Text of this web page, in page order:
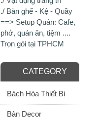
./ Bàn ghế - Kệ - Quầy
==> Setup Quán: Cafe,
phở, quán ăn, tiệm ....
Trọn gói tại TPHCM
CATEGORY
Bách Hóa Thiết Bị
Bàn Decor